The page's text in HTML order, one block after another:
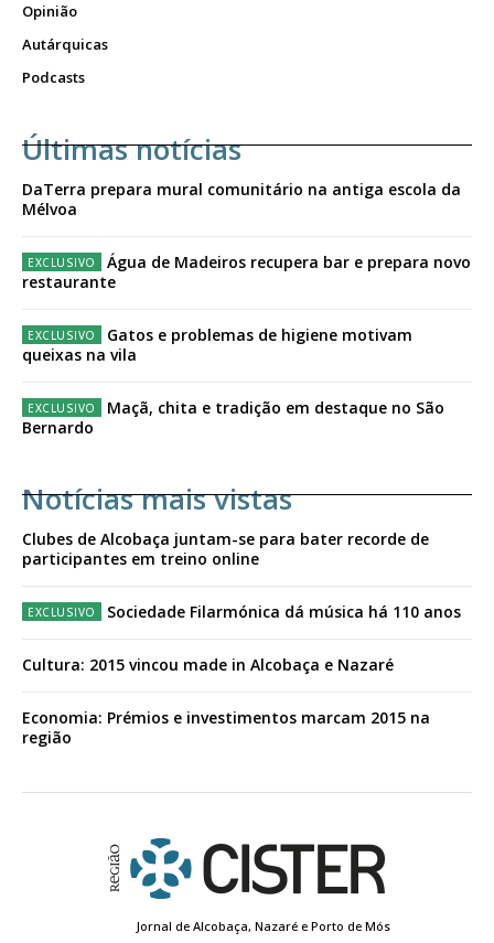
Opinião
Autárquicas
Podcasts
Últimas notícias
DaTerra prepara mural comunitário na antiga escola da
Mélvoa
Água de Madeiros recupera bar e prepara novo
restaurante
Gatos e problemas de higiene motivam
queixas na vila
Maçã, chita e tradição em destaque no São
Bernardo
Notícias mais vistas
Clubes de Alcobaça juntam-se para bater recorde de
participantes em treino online
Sociedade Filarmónica dá música há 110 anos
Cultura: 2015 vincou made in Alcobaça e Nazaré
Economia: Prémios e investimentos marcam 2015 na
região
Jornal de Alcobaça, Nazaré e Porto de Mós